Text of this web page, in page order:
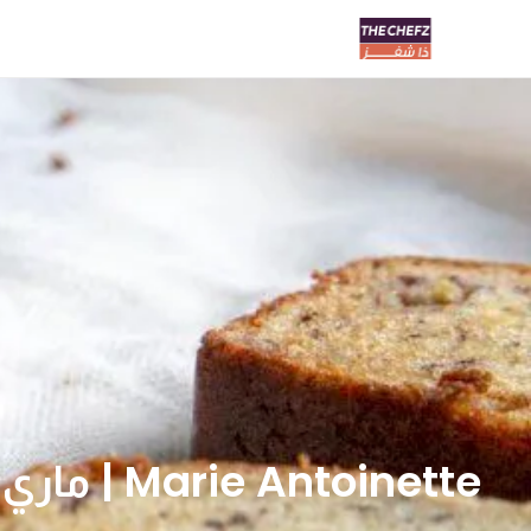
Marie Antoinette | ماري انطوانيت